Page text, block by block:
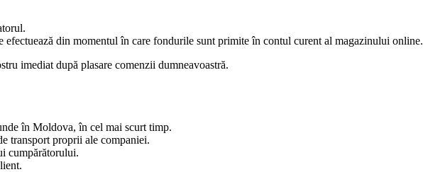
efectuează din momentul în care fondurile sunt primite în contul curent al magazinului online.
imediat după plasare comenzii dumneavoastră.
în Moldova, în cel mai scurt timp.
transport proprii ale companiei.
cumpărătorului.